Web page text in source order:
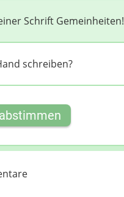
Schrift Gemeinheiten!
schreiben?